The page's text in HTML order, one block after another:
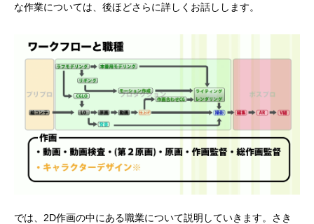
な作業については、後ほどさらに詳しくお話しします。
では、2D作画の中にある職業について説明していきます。さき